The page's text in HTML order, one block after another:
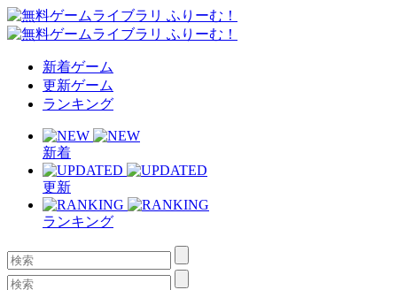
新着ゲーム
更新ゲーム
ランキング
新着
更新
ランキング